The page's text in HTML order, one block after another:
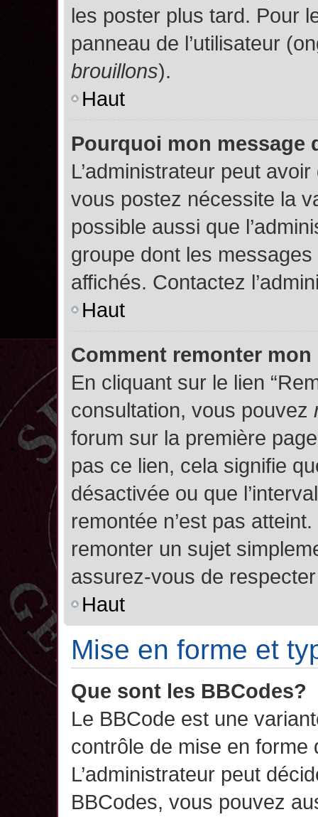
les poster plus tard. Pour
panneau de l’utilisateur
brouillons).
Haut
Pourquoi mon message
L’administrateur peut
vous postez nécessite la
possible aussi que
groupe dont les
affichés. Contactez
Haut
Comment remonter
En cliquant sur le lien
consultation, vous pouvez
forum sur la première
pas ce lien, cela signifie
désactivée ou que
remontée n’est pas
remonter un sujet
assurez-vous de
Haut
Mise en forme et
Que sont les BBCodes?
Le BBCode est une
contrôle de mise en forme
L’administrateur peut
BBCodes, vous pouvez